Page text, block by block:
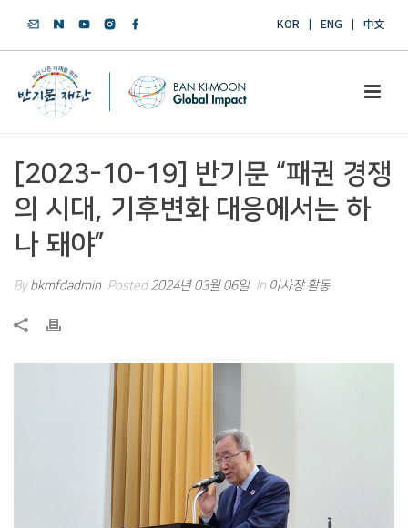
KOR ENG 中文
[2023-10-19] 반기문 “패권 경쟁
의 시대, 기후변화 대응에서는 하
나 돼야”
Bybkmfdadmin Posted2024년 03월 06일 In 이사장 활동